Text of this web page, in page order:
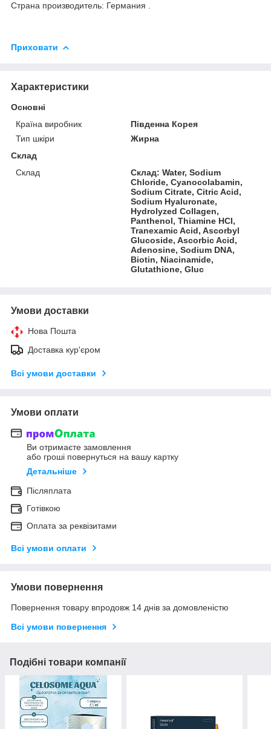
Страна производитель: Германия .
Приховати
Характеристики
Основні
Країна виробник
Південна Корея
Тип шкіри
Жирна
Склад
Склад
Склад: Water, Sodium
Chloride, Cyanocolabamin,
Sodium Citrate, Citric Acid,
Sodium Hyaluronate,
Hydrolyzed Collagen,
Panthenol, Thiamine HCI,
Tranexamic Acid, Ascorbyl
Glucoside, Ascorbic Acid,
Adenosine, Sodium DNA,
Biotin, Niacinamide,
Glutathione, Gluc
Умови доставки
Нова Пошта
Доставка кур'єром
Всі умови доставки
Умови оплати
Ви отримаєте замовлення
або гроші повернуться на вашу картку
Детальніше
Післяплата
Готівкою
Оплата за реквізитами
Всі умови оплати
Умови повернення
Повернення товару впродовж 14 днів за домовленістю
Всі умови повернення
Подібні товари компанії